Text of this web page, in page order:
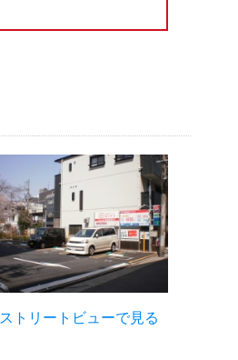
ストリートビューで見る